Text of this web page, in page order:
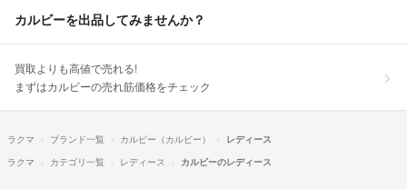
カルビーを出品してみませんか？
買取よりも高値で売れる!
まずはカルビーの売れ筋価格をチェック
ラクマ ブランド一覧 カルビー（カルビー）
レディース
ラクマ
カテゴリ一覧 レディース カルビーのレディース